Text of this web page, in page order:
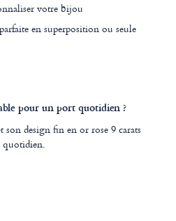
votre bijou
en superposition ou seule
pour un port quotidien ?
design fin en or rose 9 carats
quotidien.